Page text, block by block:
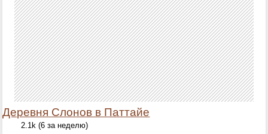
Деревня Слонов в Паттайе
2.1k (6 за неделю)